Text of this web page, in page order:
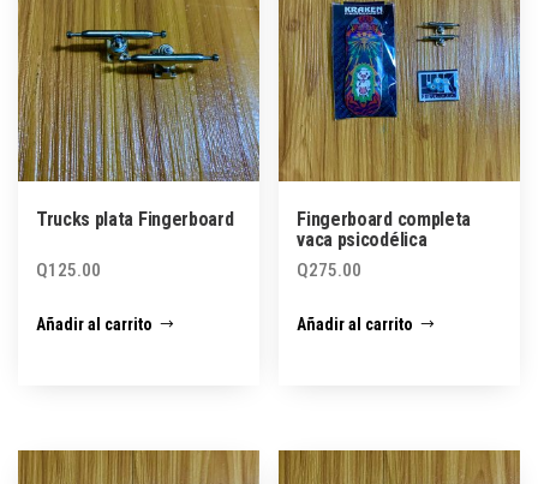
Trucks plata Fingerboard
Q125.00
Añadir al carrito
Fingerboard completa
vaca psicodélica
Q275.00
Añadir al carrito